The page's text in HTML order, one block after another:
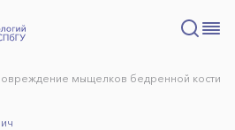
мыщелков бедренной кости